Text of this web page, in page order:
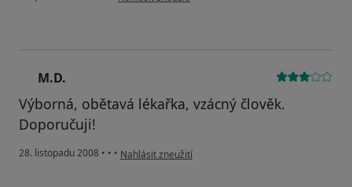
M.D.
Výborná, obětavá lékařka, vzácný člověk.
Doporučuji!
28. listopadu 2008 • • • podle názoru uživatele M.D.
Nahlásit zneužití